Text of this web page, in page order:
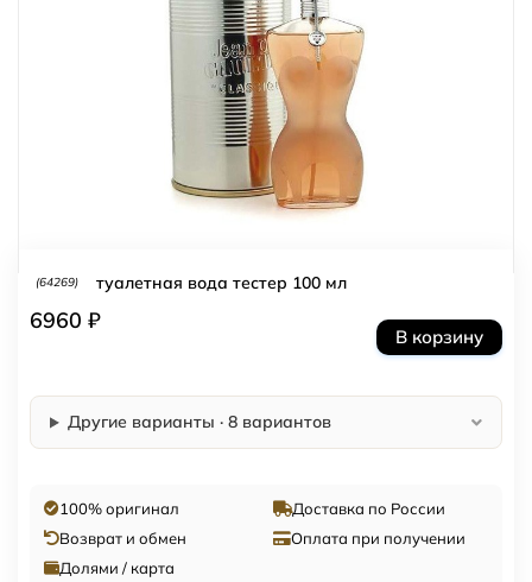
(64269) туалетная вода тестер 100 мл
6960 ₽
В корзину
Другие варианты · 8 вариантов
100% оригинал
Доставка по России
Возврат и обмен
Оплата при получении
Долями / карта